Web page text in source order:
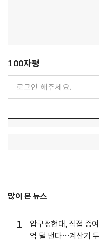
100자평
많이 본 뉴스
1
압구정현대, 직접 증
억 덜 낸다…계산기